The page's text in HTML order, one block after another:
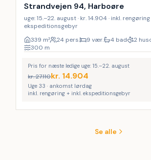
LAST MINUTE
Strandvejen 94, Harboøre
uge: 15.–22. august · kr. 14.904 · inkl.
ekspeditionsgebyr
339 m² 24 pers. 9 vær. 4 bad
2
300 m
Pris for næste ledige uge: 15.–22. august
kr.27.110kr. 14.904
Uge 33 · ankomst lørdag
inkl. rengøring + inkl. ekspeditionsgebyr
Se alle